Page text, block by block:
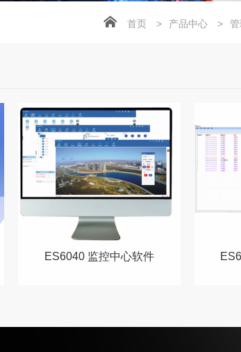
首页 > 产品中心 >
ES6040 监控中心软件